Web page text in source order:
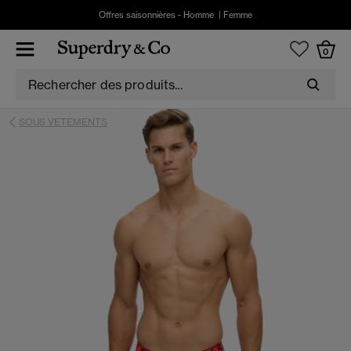
Offres saisonnières - Homme Femme
0
SOUS VETEMENTS